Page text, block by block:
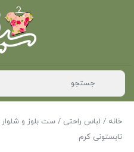
خانه / لباس راحتی / ست بلوز و شلوار
تابستونی کرم